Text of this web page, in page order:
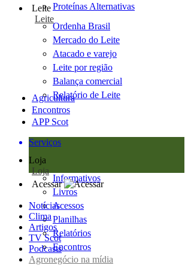
Proteínas Alternativas
Leite
Leite
Ordenha Brasil
Mercado do Leite
Atacado e varejo
Leite por região
Balança comercial
Relatório de Leite
Agricultura
Encontros
APP Scot
Serviços
Loja
Loja
Informativos
Livros
Acessos
Planilhas
Relatórios
Encontros
Acessar
Notícias
Clima
Artigos
TV Scot
Podcasts
Agronegócio na mídia